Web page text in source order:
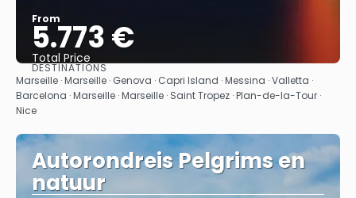
From
5.773 €
Total Price
See
DESTINATIONS
Marseille · Marseille · Genova · Capri Island · Messina · Valletta ·
Barcelona · Marseille · Marseille · Saint Tropez · Plan-de-la-Tour ·
Nice
Autorondreis Pelgrims en
natuur